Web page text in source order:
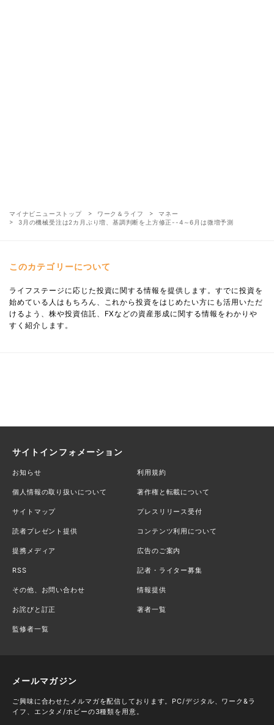
マイナビニューストップ ワーク＆ライフ
マネー
3月の機械受注は2カ月ぶり増、基調判断を上方修正--4～6月は微増予測
このカテゴリーについて
ライフステージに応じた投資に関する情報を提供します。すでに投資を
始めている人はもちろん、これから投資をはじめたい方にも活用いただ
けるよう、株や投資信託、FXなどの資産形成に関する情報をわかりや
すく紹介します。
サイトインフォメーション
お知らせ 利用規約
個人情報の取り扱いについて 著作権と転載について
サイトマップ プレスリリース受付
読者プレゼント提供 コンテンツ利用について
提携メディア 広告のご案内
RSS 記者・ライター募集
その他、お問い合わせ 情報提供
お詫びと訂正 著者一覧
監修者一覧
メールマガジン
ご興味に合わせたメルマガを配信しております。PC/デジタル、ワーク&ラ
イフ、エンタメ/ホビーの3種類を用意。